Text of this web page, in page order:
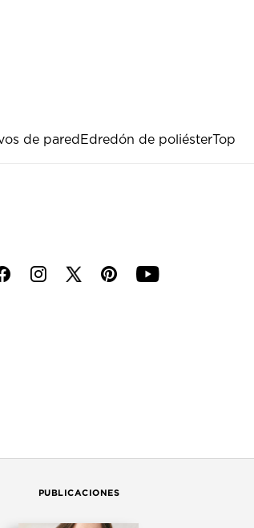
de pared Edredón de poliésterTop
i p y
PUBLICACIONES